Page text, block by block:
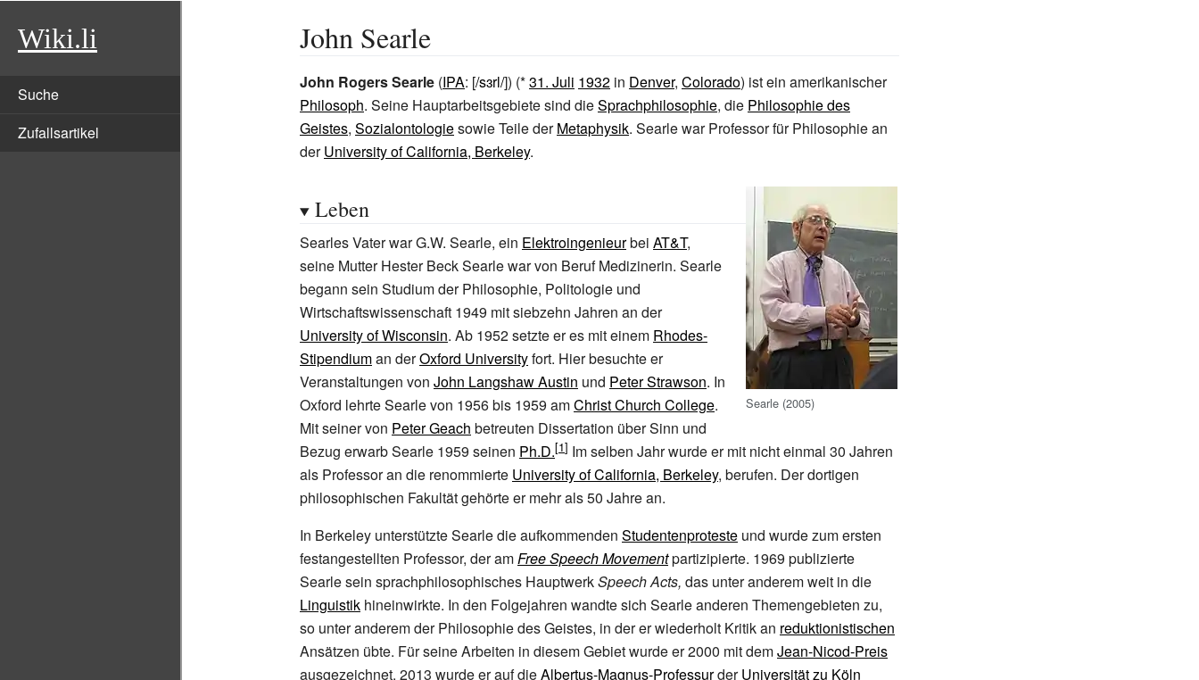
Wiki.li
Suche
Zufallsartikel
John Searle
John Rogers Searle (IPA: [/sɜrl/]) (*31. Juli 1932 in Denver, Colorado) ist ein amerikanischer
Philosoph. Seine Hauptarbeitsgebiete sind dieSprachphilosophie, die Philosophie des
Geistes, Sozialontologiesowie Teile derMetaphysik. Searle war Professor für Philosophie an
derUniversity of California, Berkeley.
Searle (2005)
Leben
Searles Vater war G.W. Searle, ein Elektroingenieurbei AT&T,
seine Mutter Hester Beck Searle war von Beruf Medizinerin. Searle
begann sein Studium der Philosophie, Politologie und
Wirtschaftswissenschaft 1949 mit siebzehn Jahren an der
University of Wisconsin. Ab 1952 setzte er es mit einem Rhodes-
Stipendiuman derOxford Universityfort. Hier besuchte er
Veranstaltungen von John Langshaw Austin und Peter Strawson. In
Oxford lehrte Searle von 1956 bis 1959 amChrist Church College.
Mit seiner von Peter Geach betreuten Dissertation über Sinn und
Bezug erwarb Searle 1959 seinen Ph.D.
Im selben Jahr wurde er mit nicht einmal 30 Jahren
als Professor an die renommierte University of California, Berkeley, berufen. Der dortigen
philosophischen Fakultät gehörte er mehr als 50 Jahre an.
In Berkeley unterstützte Searle die aufkommenden Studentenproteste und wurde zum ersten
festangestellten Professor, der amFree Speech Movementpartizipierte. 1969 publizierte
Searle sein sprachphilosophisches HauptwerkSpeech Acts, das unter anderem weit in die
Linguistik hineinwirkte. In den Folgejahren wandte sich Searle anderen Themengebieten zu,
so unter anderem der Philosophie des Geistes, in der er wiederholt Kritik an reduktionistischen
Ansätzen übte. Für seine Arbeiten in diesem Gebiet wurde er 2000 mit demJean-Nicod-Preis
ausgezeichnet. 2013 wurde er auf dieAlbertus-Magnus-ProfessurderUniversität zu Köln